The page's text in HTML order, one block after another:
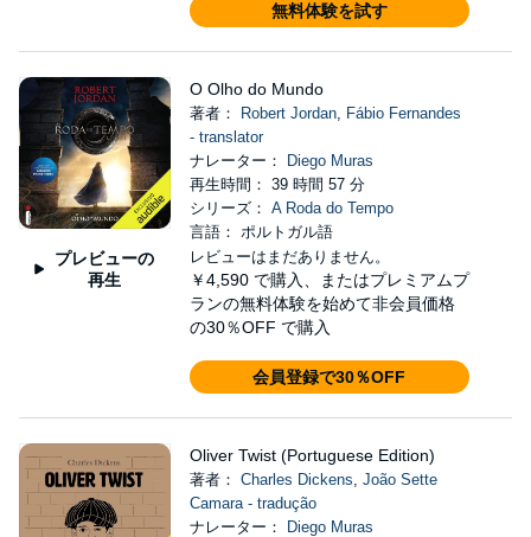
無料体験を試す
プレビューの
再生
O Olho do Mundo
著者： Robert Jordan, Fábio Fernandes
- translator
ナレーター：
Diego Muras
再生時間： 39 時間 57 分
シリーズ： A Roda do Tempo
言語： ポルトガル語
レビューはまだありません。
￥4,590 で購入、またはプレミアムプ
ランの無料体験を始めて非会員価格
の30％OFF で購入
会員登録で30％OFF
Oliver Twist (Portuguese Edition)
著者： Charles Dickens, João Sette
Camara - tradução
ナレーター：
Diego Muras